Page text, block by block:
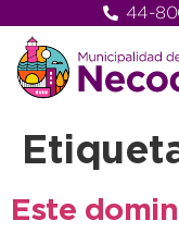
44-
Este